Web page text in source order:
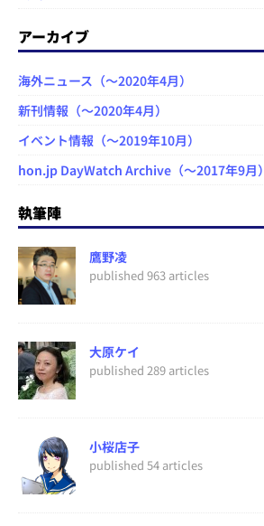
アーカイブ
海外ニュース（～2020年4月）
新刊情報（～2020年4月）
イベント情報（～2019年10月）
hon.jp DayWatch Archive（～2017年9月）
執筆陣
鷹野凌
published 963 articles
大原ケイ
published 289 articles
小桜店子
published 54 articles